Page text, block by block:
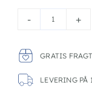
- +
GRATIS
LEVERING PÅ